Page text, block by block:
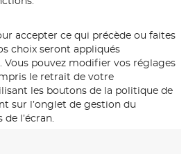
accepter ce qui précède ou faites
choix seront appliqués
Vous pouvez modifier vos réglages
le retrait de votre
les boutons de la politique de
sur l’onglet de gestion du
l’écran.